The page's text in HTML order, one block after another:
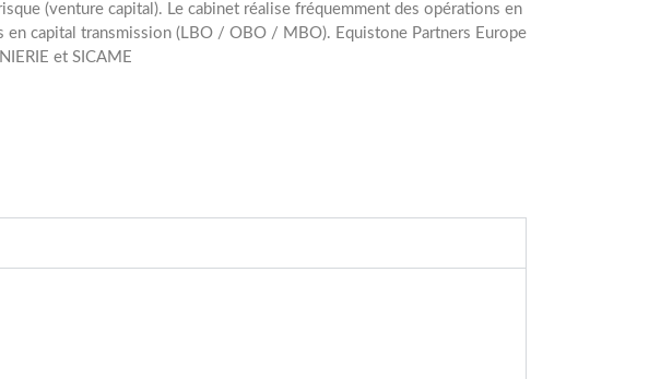
(venture capital). Le cabinet réalise fréquemment des opérations en
capital transmission (LBO / OBO / MBO). Equistone Partners Europe
et SICAME